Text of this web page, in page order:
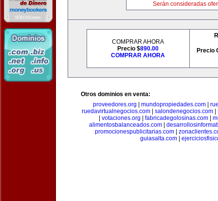
Serán consideradas
COMPRAR AHORA
Precio $890.00
COMPRAR AHORA
Precio
Otros dominios en venta:
proveedores.org
mundopropiedades.com|
ruedavirtualnegocios.com| salondenegocios.com|
votaciones.org fabricadegolosinas.com
alimentosbalanceados.com
promocionespublicitarias.com|
guiasalta.com|